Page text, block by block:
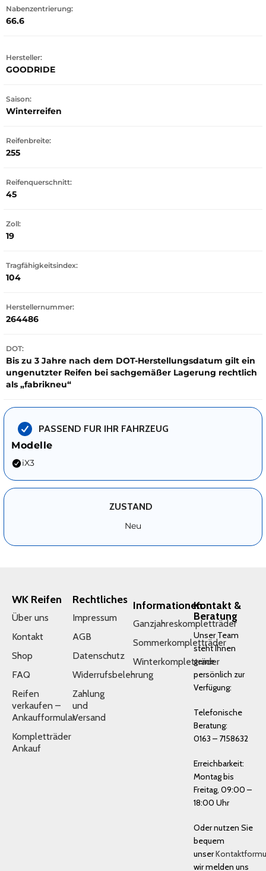
Nabenzentrierung:
66.6
Hersteller:
GOODRIDE
Saison:
Winterreifen
Reifenbreite:
255
Reifenquerschnitt:
45
Zoll:
19
Tragfähigkeitsindex:
104
Herstellernummer:
264486
DOT:
Bis zu 3 Jahre nach dem DOT-Herstellungsdatum gilt ein
ungenutzter Reifen bei sachgemäßer Lagerung rechtlich
als „fabrikneu“
PASSEND FUR IHR FAHRZEUG
Modelle
iX3
ZUSTAND
Neu
WK Reifen
Über uns
Kontakt
Shop
FAQ
Reifen
verkaufen –
Ankaufformular
Kompletträder
Ankauf
Rechtliches
Impressum
AGB
Datenschutz
Widerrufsbelehrung
Zahlung
und
Versand
Informationen
Ganzjahreskompletträder
Sommerkompletträder
Winterkompletträder
Kontakt &
Beratung
Unser Team
steht Ihnen
gerne
persönlich zur
Verfügung:
Telefonische
Beratung:
0163 – 7158632
Erreichbarkeit:
Montag bis
Freitag, 09:00 –
18:00 Uhr
Oder nutzen Sie
bequem
unser
wir melden uns